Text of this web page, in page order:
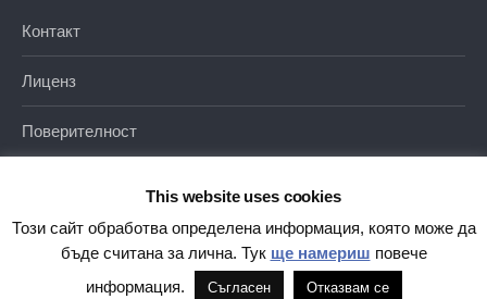
Контакт
Лиценз
Поверителност
WordPress | Тема отThemehaus
This website uses cookies
Този сайт обработва определена информация, която може да
бъде считана за лична. Тук ще намериш повече
информация.
Съгласен Отказвам се